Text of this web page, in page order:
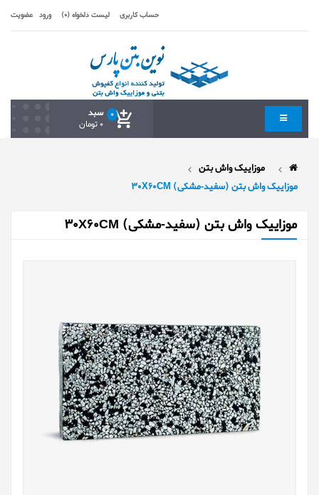
حساب کاربری لیست دلخواه (0) ورود عضویت
سبد 0
0 تومان
موزاییک واش بتن
موزاییک واش بتن (سفید-مشکی) 30X60CM
موزاییک واش بتن (سفید-مشکی) 30X60CM